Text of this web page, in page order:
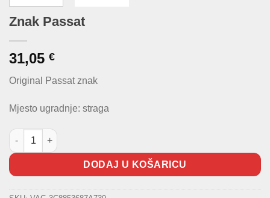
Znak Passat
31,05 €
Original Passat znak
Mjesto ugradnje: straga
Znak Passat količina
DODAJ U KOŠARICU